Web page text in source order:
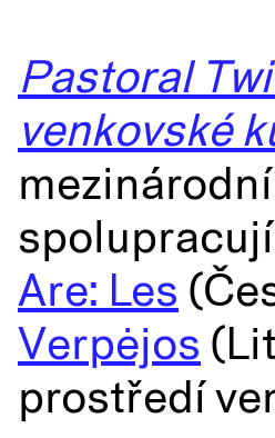
Pastoral
venkovské
Are: Les
Verpėjos
prostředí